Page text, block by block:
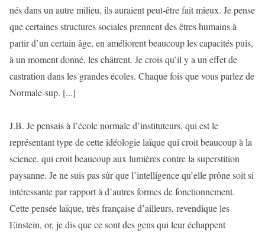
nés dans un autre milieu, ils auraient peut-être fait mieux. Je pense
que certaines structures sociales prennent des êtres humains à
partir d’un certain âge, en améliorent beaucoup les capacités puis,
à un moment donné, les châtrent. Je crois qu’il y a un effet de
castration dans les grandes écoles. Chaque fois que vous parlez de
Normale-sup. [...]
J.B. Je pensais à l’école normale d’instituteurs, qui est le
représentant type de cette idéologie laïque qui croit beaucoup à la
science, qui croit beaucoup aux lumières contre la superstition
paysanne. Je ne suis pas sûr que l’intelligence qu’elle prône soit si
intéressante par rapport à d’autres formes de fonctionnement.
Cette pensée laïque, très française d’ailleurs, revendique les
Einstein, or, je dis que ce sont des gens qui leur échappent